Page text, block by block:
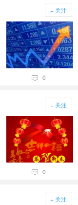
+ 关注
 0
+ 关注
 0
+ 关注